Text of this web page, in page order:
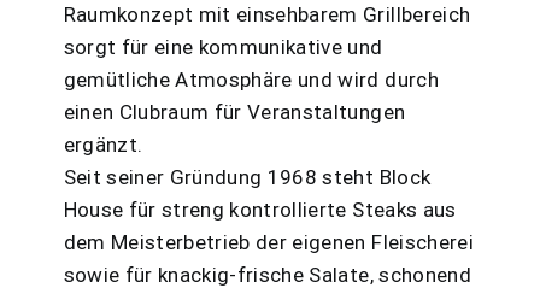
Raumkonzept mit einsehbarem Grillbereich
sorgt für eine kommunikative und
gemütliche Atmosphäre und wird durch
einen Clubraum für Veranstaltungen
ergänzt.
Seit seiner Gründung 1968 steht Block
House für streng kontrollierte Steaks aus
dem Meisterbetrieb der eigenen Fleischerei
sowie für knackig-frische Salate, schonend